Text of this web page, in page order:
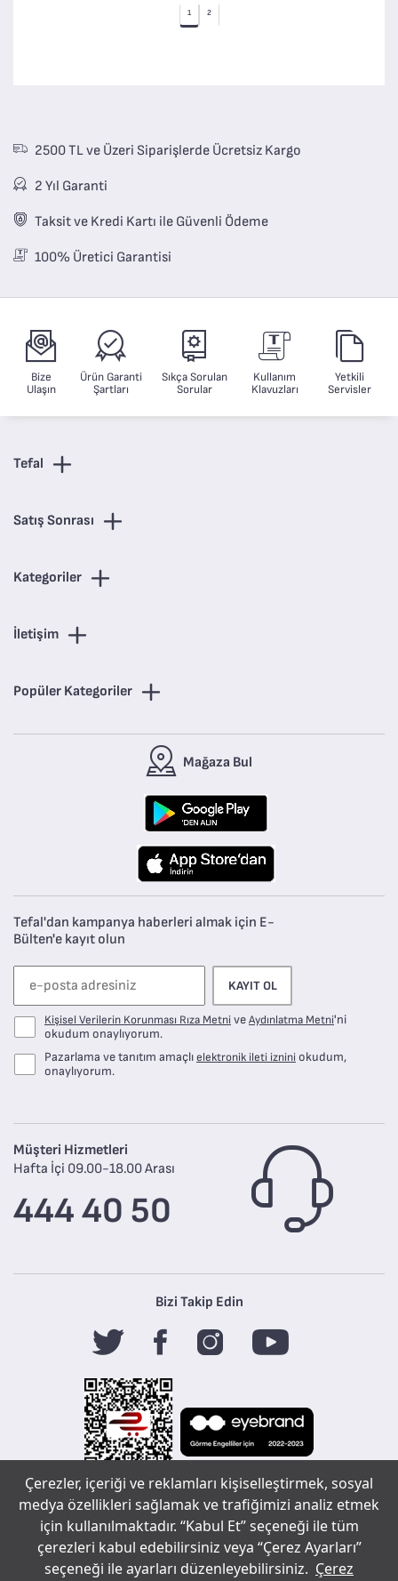
Çerezler, içeriği ve reklamları kişiselleştirmek, sosyal
medya özellikleri sağlamak ve trafiğimizi analiz etmek
için kullanılmaktadır. “Kabul Et” seçeneği ile tüm
çerezleri kabul edebilirsiniz veya “Çerez Ayarları”
seçeneği ile ayarları düzenleyebilirsiniz. Çerez
1 2
2500 TL ve Üzeri Siparişlerde Ücretsiz Kargo
2 Yıl Garanti
Taksit ve Kredi Kartı ile Güvenli Ödeme
100% Üretici Garantisi
Bize
Ulaşın
Ürün Garanti
Şartları
Sıkça Sorulan
Sorular
Kullanım
Klavuzları
Yetkili
Servisler
Tefal
Satış Sonrası
Kategoriler
İletişim
Popüler Kategoriler
Mağaza Bul
Tefal'dan kampanya haberleri almak için E-
Bülten'e kayıt olun
KAYIT OL
Kişisel Verilerin Korunması Rıza MetniveAydınlatma Metni'ni
okudum onaylıyorum.
Pazarlama ve tanıtım amaçlıelektronik ileti iznini okudum,
onaylıyorum.
Müşteri Hizmetleri
Hafta İçi 09.00-18.00 Arası
444 40 50
Bizi Takip Edin
Copyright ©
2020 Tüm
Tefal
Sohbet çerez tercihleri